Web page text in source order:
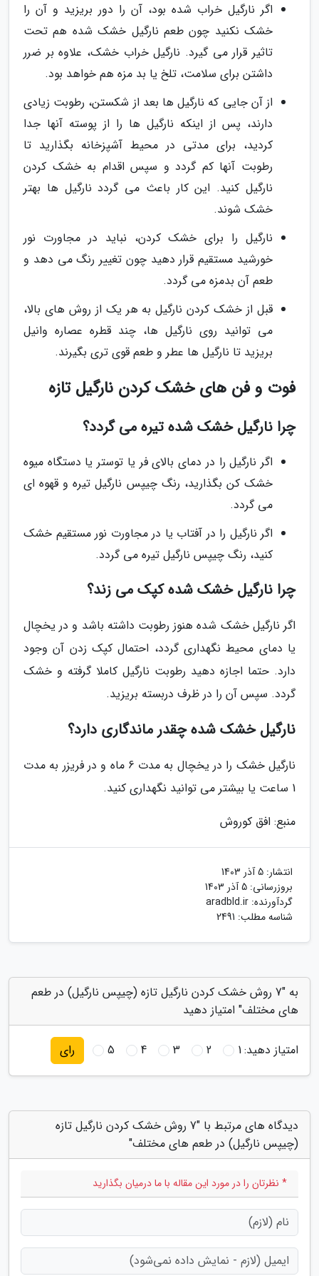
اگر نارگیل خراب شده بود، آن را دور بریزید و آن را
خشک نکنید چون طعم نارگیل خشک شده هم تحت
تاثیر قرار می گیرد. نارگیل خراب خشک، علاوه بر ضرر
داشتن برای سلامت، تلخ یا بد مزه هم خواهد بود.
از آن جایی که نارگیل ها بعد از شکستن، رطوبت زیادی
دارند، پس از اینکه نارگیل ها را از پوسته آنها جدا
کردید، برای مدتی در محیط آشپزخانه بگذارید تا
رطوبت آنها کم گردد و سپس اقدام به خشک کردن
نارگیل کنید. این کار باعث می گردد نارگیل ها بهتر
خشک شوند.
نارگیل را برای خشک کردن، نباید در مجاورت نور
خورشید مستقیم قرار دهید چون تغییر رنگ می دهد و
طعم آن بدمزه می گردد.
قبل از خشک کردن نارگیل به هر یک از روش های بالا،
می توانید روی نارگیل ها، چند قطره عصاره وانیل
بریزید تا نارگیل ها عطر و طعم قوی تری بگیرند.
فوت و فن های خشک کردن نارگیل تازه
چرا نارگیل خشک شده تیره می گردد؟
اگر نارگیل را در دمای بالای فر یا توستر یا دستگاه میوه
خشک کن بگذارید، رنگ چیپس نارگیل تیره و قهوه ای
می گردد.
اگر نارگیل را در آفتاب یا در مجاورت نور مستقیم خشک
کنید، رنگ چیپس نارگیل تیره می گردد.
چرا نارگیل خشک شده کپک می زند؟
اگر نارگیل خشک شده هنوز رطوبت داشته باشد و در یخچال
یا دمای محیط نگهداری گردد، احتمال کپک زدن آن وجود
دارد. حتما اجازه دهید رطوبت نارگیل کاملا گرفته و خشک
گردد. سپس آن را در ظرف دربسته بریزید.
نارگیل خشک شده چقدر ماندگاری دارد؟
نارگیل خشک را در یخچال به مدت 6 ماه و در فریزر به مدت
1 ساعت یا بیشتر می توانید نگهداری کنید.
منبع: افق کوروش
انتشار: 5 آذر 1403
بروزرسانی: 5 آذر 1403
گردآورنده: aradbld.ir
شناسه مطلب: 2491
به "7 روش خشک کردن نارگیل تازه (چیپس نارگیل) در طعم
های مختلف" امتیاز دهید
امتیاز دهید:1
2
3
4
5 رای
دیدگاه های مرتبط با "7 روش خشک کردن نارگیل تازه
(چیپس نارگیل) در طعم های مختلف"
* نظرتان را در مورد این مقاله با ما درمیان بگذارید